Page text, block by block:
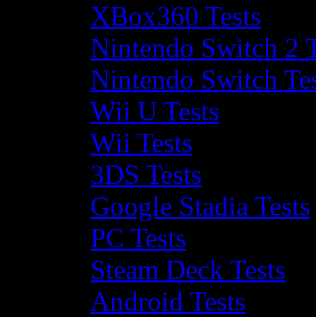
XBox360 Tests
Nintendo Switch 2
Nintendo Switch
Wii U Tests
Wii Tests
3DS Tests
Google Stadia Tests
PC Tests
Steam Deck Tests
Android Tests